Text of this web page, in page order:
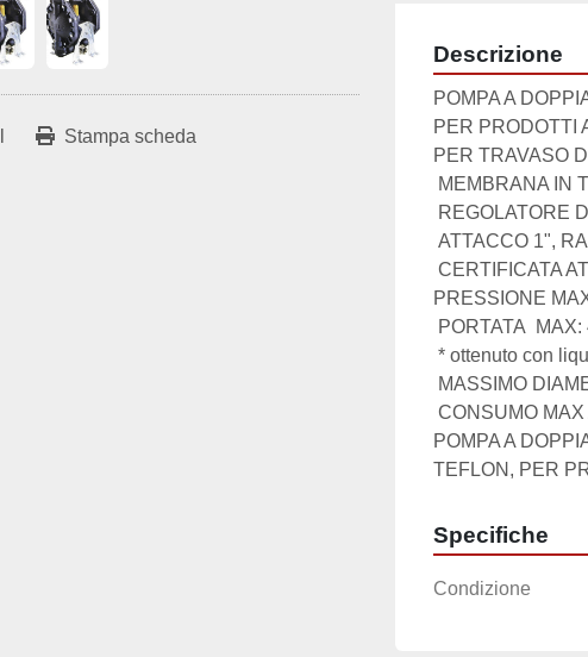
Stampa scheda
Descrizione
POMPA A
PER PRODOTTI
PER TRAVASO
PRESSIONE
POMPA A
TEFLON, PER
Specifiche
Condizione